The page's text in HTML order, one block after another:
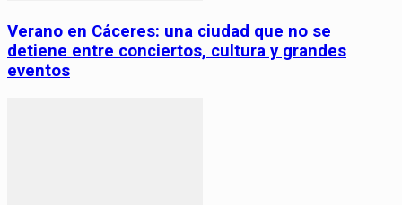
Verano en Cáceres: una ciudad que no se
detiene entre conciertos, cultura y grandes
eventos